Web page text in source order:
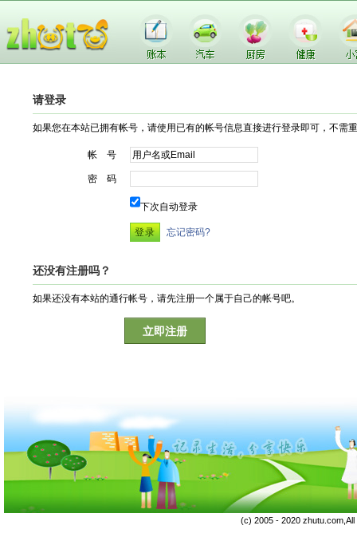
请登录
如果您在本站已拥有帐号，请使用已有的帐号信息直接进行登录即可，不需
帐 号
密 码
下次自动登录
忘记密码?
还没有注册吗？
如果还没有本站的通行帐号，请先注册一个属于自己的帐号吧。
立即注册
(c) 2005 - 2020